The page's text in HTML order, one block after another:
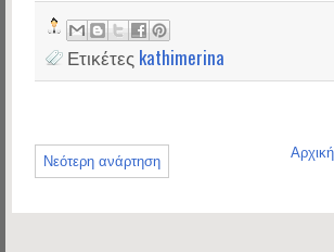
Ετικέτες kathimerina
Νεότερη ανάρτηση